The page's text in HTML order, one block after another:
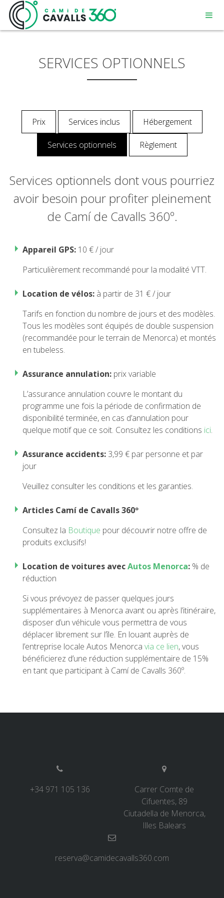
10 ÉTAPES
8 ÉTAPES
7 ÉTAPES
VTT
3 ÉTAPES
TRAIL RUNNING
8 ÉTAPES
7 ÉTAPES
6 ÉTAPES
SERVICES OPTIONNELS
Prix Services inclus Hébergement
Services optionnels Règlement
Services optionnels dont vous pourriez
avoir besoin pour profiter pleinement
de Camí de Cavalls 360º.
Appareil GPS: 10 € / jour
Particulièrement recommandé pour la modalité VTT.
Location de vélos: à partir de 31 € / jour
Tarifs en fonction du nombre de jours et des modèles.
Tous les modèles sont équipés de double suspension
(recommandée pour le terrain de Menorca) et montés
en tubeless.
Assurance annulation: prix variable
L’assurance annulation couvre le montant du
programme une fois la période de confirmation de
disponibilité terminée, en cas d’annulation pour
quelque motif que ce soit. Consultez les conditions ici.
Assurance accidents: 3,99 € par personne et par
jour
Veuillez consulter les conditions et les garanties.
Articles Camí de Cavalls 360º
Consultez la Boutique pour découvrir notre offre de
produits exclusifs!
Location de voitures avecAutos Menorca: % de
réduction
Si vous prévoyez de passer quelques jours
supplémentaires à Menorca avant ou après l’itinéraire,
disposer d’un véhicule vous permettra de vous
déplacer librement sur l’île. En louant auprès de
l’entreprise locale Autos Menorca via ce lien, vous
bénéficierez d’une réduction supplémentaire de 15%
en tant que participant à Camí de Cavalls 360º.
+34 971 105 136
Carrer Comte de
Cifuentes, 89
Ciutadella de Menorca,
Illes Balears
reserva@camidecavalls360.com